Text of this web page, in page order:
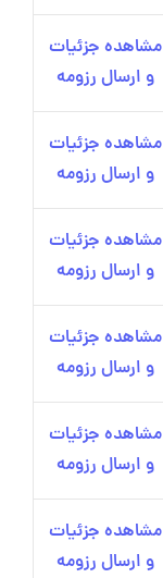
مشاهده جزئیات
و ارسال رزومه
مشاهده جزئیات
و ارسال رزومه
مشاهده جزئیات
و ارسال رزومه
مشاهده جزئیات
و ارسال رزومه
مشاهده جزئیات
و ارسال رزومه
مشاهده جزئیات
و ارسال رزومه